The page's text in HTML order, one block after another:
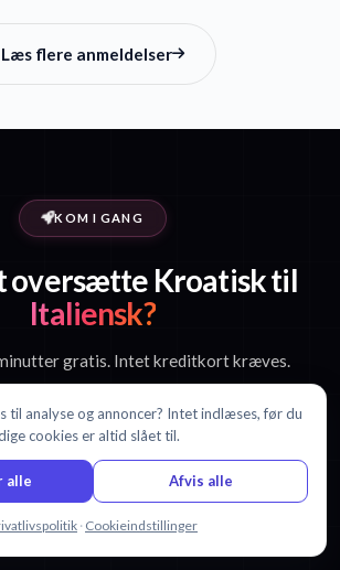
Læs flere anmeldelser
KOM I GANG
oversætte Kroatisk til
Italiensk?
gratis. Intet kreditkort kræves.
gratis oversættelse
Se priser
til analyse og annoncer? Intet indlæses, før du
cookies er altid slået til.
alle Afvis alle
· Cookieindstillinger